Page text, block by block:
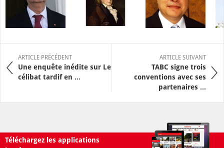
ARTICLE PRÉCÉDENT
Une enquête inédite sur Le
célibat tardif en ...
ARTICLE SUIVANT
TABC signe trois
conventions avec ses
partenaires ...
Téléchargez les applications